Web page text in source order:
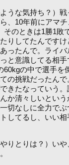
うな気持ち？）
、10年前にアマ
そのときは1勝1敗
りしてたんです
ったんで。ライ
と意識してる相
60kgの中で選手を
の挑戦だったん
きたなっていう
か清々しいとい
切なしに全力で
してるし、いい
りとりは？）い